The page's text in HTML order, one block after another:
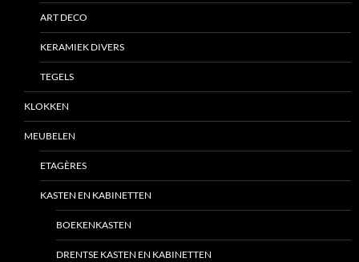
ART DECO
KERAMIEK DIVERS
TEGELS
KLOKKEN
MEUBELEN
ETAGÈRES
KASTEN EN KABINETTEN
BOEKENKASTEN
DRENTSE KASTEN EN KABINETTEN